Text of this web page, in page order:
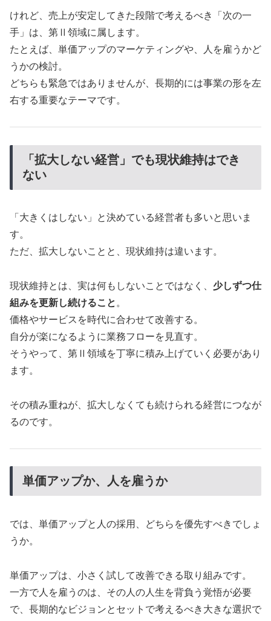
けれど、売上が安定してきた段階で考えるべき「次の一
手」は、第Ⅱ領域に属します。
たとえば、単価アップのマーケティングや、人を雇うかど
うかの検討。
どちらも緊急ではありませんが、長期的には事業の形を左
右する重要なテーマです。
「拡大しない経営」でも現状維持はでき
ない
「大きくはしない」と決めている経営者も多いと思いま
す。
ただ、拡大しないことと、現状維持は違います。
現状維持とは、実は何もしないことではなく、 少しずつ仕
組みを更新し続けること 。
価格やサービスを時代に合わせて改善する。
自分が楽になるように業務フローを見直す。
そうやって、第Ⅱ領域を丁寧に積み上げていく必要があり
ます。
その積み重ねが、拡大しなくても続けられる経営につなが
るのです。
単価アップか、人を雇うか
では、単価アップと人の採用、どちらを優先すべきでしょ
うか。
単価アップは、小さく試して改善できる取り組みです。
一方で人を雇うのは、その人の人生を背負う覚悟が必要
で、長期的なビジョンとセットで考えるべき大きな選択で